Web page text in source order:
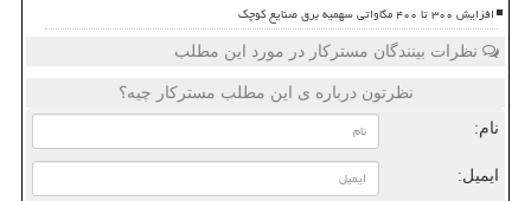
افزایش ۳۰۰ تا ۴۰۰ مگاواتی سهمیه برق صنایع کوچک
نظرات بینندگان مسترکار در مورد این مطلب
نظرتون درباره ی این مطلب مسترکار چیه؟
نام:
ایمیل: